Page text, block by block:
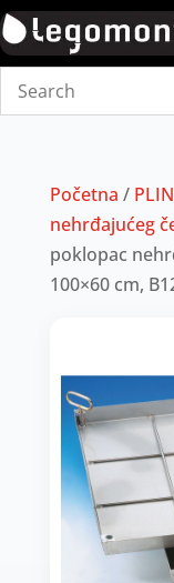
Početna /
nehrđajućeg
poklopac
100×60 cm,